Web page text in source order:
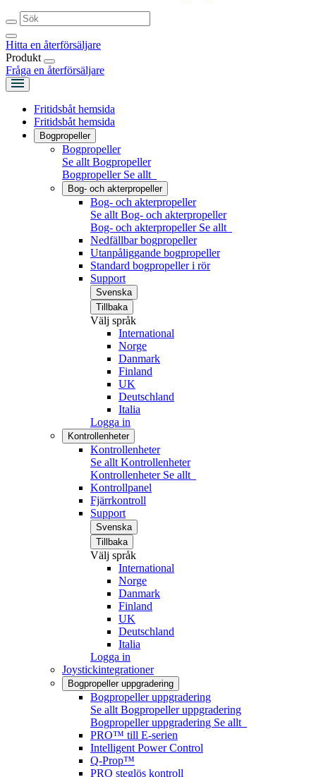
Hitta en återförsäljare
Produkt
Fråga en återförsäljare
Fritidsbåt hemsida
Fritidsbåt hemsida
Bogpropeller
Bogpropeller
Se allt Bogpropeller
Bogpropeller Se allt
Bog- och akterpropeller
Bog- och akterpropeller
Se allt Bog- och akterpropeller
Bog- och akterpropeller Se allt
Nedfällbar bogpropeller
Utanpåliggande bogpropeller
Standard bogpropeller i rör
Support
Svenska
Tillbaka
Välj språk
International
Norge
Danmark
Finland
UK
Deutschland
Italia
Logga in
Kontrollenheter
Kontrollenheter
Se allt Kontrollenheter
Kontrollenheter Se allt
Kontrollpanel
Fjärrkontroll
Support
Svenska
Tillbaka
Välj språk
International
Norge
Danmark
Finland
UK
Deutschland
Italia
Logga in
Joystickintegrationer
Bogpropeller uppgradering
Bogpropeller uppgradering
Se allt Bogpropeller uppgradering
Bogpropeller uppgradering Se allt
PRO™ till E-serien
Intelligent Power Control
Q-Prop™
PRO steglös kontroll